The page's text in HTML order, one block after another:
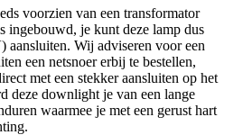
voorzien van een transformator
ingebouwd, je kunt deze lamp dus
aansluiten. Wij adviseren voor een
een netsnoer erbij te bestellen,
met een stekker aansluiten op het
deze downlight je van een lange
waarmee je met een gerust hart